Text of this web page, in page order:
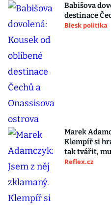
Babišova
destinace
Blesk politika
Marek
Klempíř si
tak tvářit,
Reflex.cz